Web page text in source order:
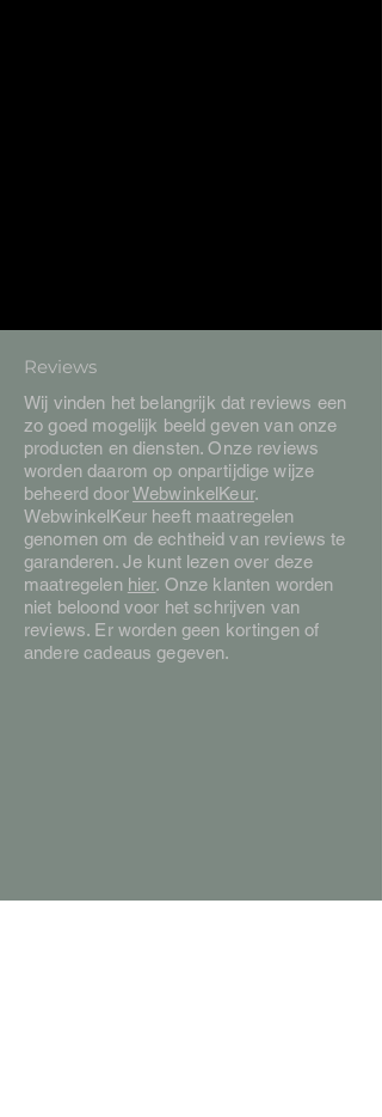
Reviews
Wij vinden het belangrijk dat reviews een
zo goed mogelijk beeld geven van onze
producten en diensten. Onze reviews
worden daarom op onpartijdige wijze
beheerd doorWebwinkelKeur.
WebwinkelKeur heeft maatregelen
genomen om de echtheid van reviews te
garanderen. Je kunt lezen over deze
maatregelen hier. Onze klanten worden
niet beloond voor het schrijven van
reviews. Er worden geen kortingen of
andere cadeaus gegeven.